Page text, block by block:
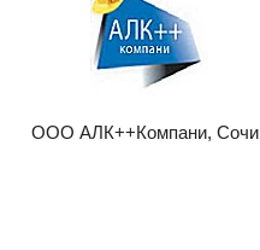
ООО АЛК++Компани, Сочи